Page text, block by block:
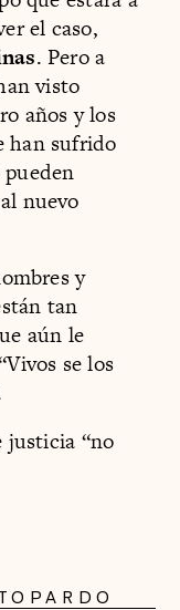
el caso,
. Pero a
visto
años y los
han sufrido
nuevo
y
tan
aún le
se los
justicia “no